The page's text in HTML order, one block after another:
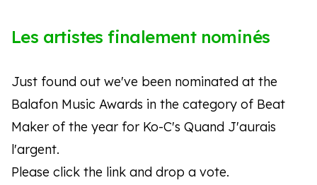
Les artistes finalement nominés
Just found out we've been nominated at the
Balafon Music Awards in the category of Beat
Maker of the year for Ko-C's Quand J'aurais
l'argent.
Please click the link and drop a vote.